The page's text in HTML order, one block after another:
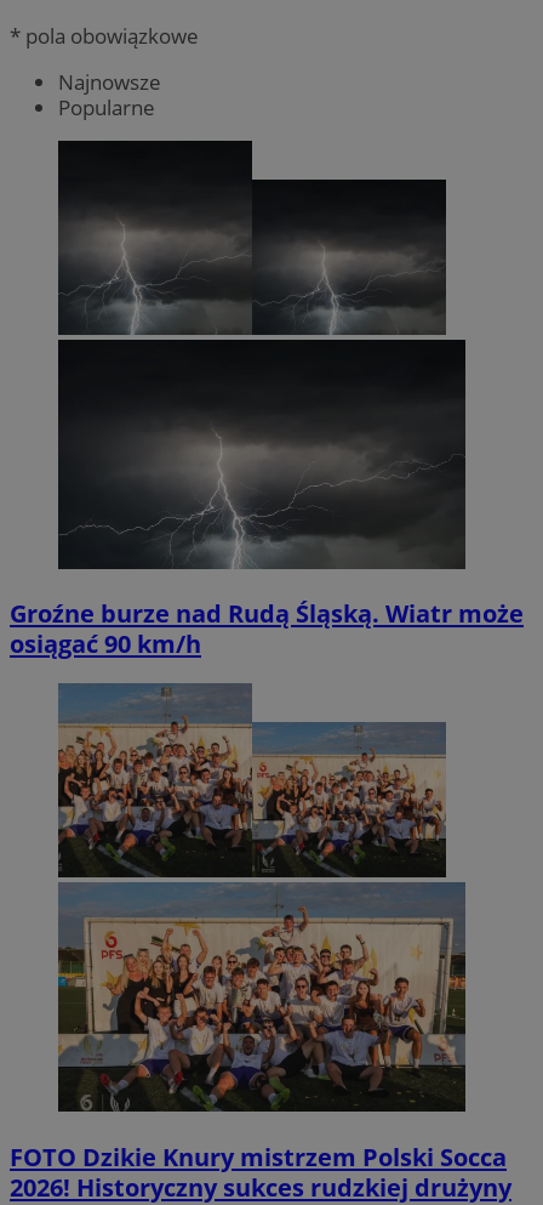
* pola obowiązkowe
Najnowsze
Popularne
Groźne burze nad Rudą Śląską. Wiatr może
osiągać 90 km/h
FOTO Dzikie Knury mistrzem Polski Socca
2026! Historyczny sukces rudzkiej drużyny